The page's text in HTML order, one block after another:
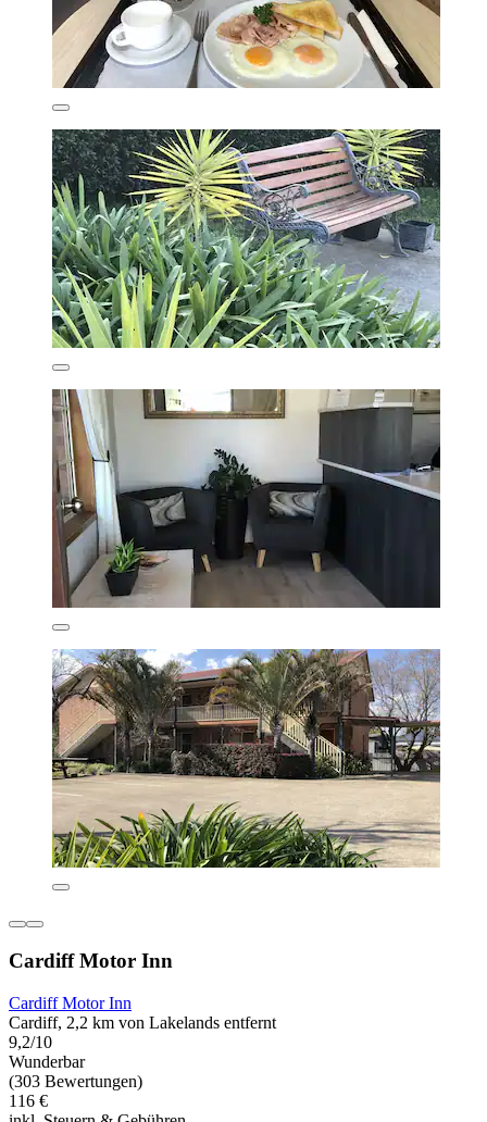
Cardiff Motor Inn
Cardiff Motor Inn
Cardiff, 2,2 km von Lakelands entfernt
9,2/10
Wunderbar
(303 Bewertungen)
116 €